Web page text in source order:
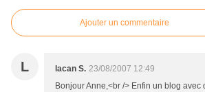
Ajouter un commentaire
L lacan S. 23/08/2007 12:49
Bonjour Anne,<br /> Enfin un blog avec